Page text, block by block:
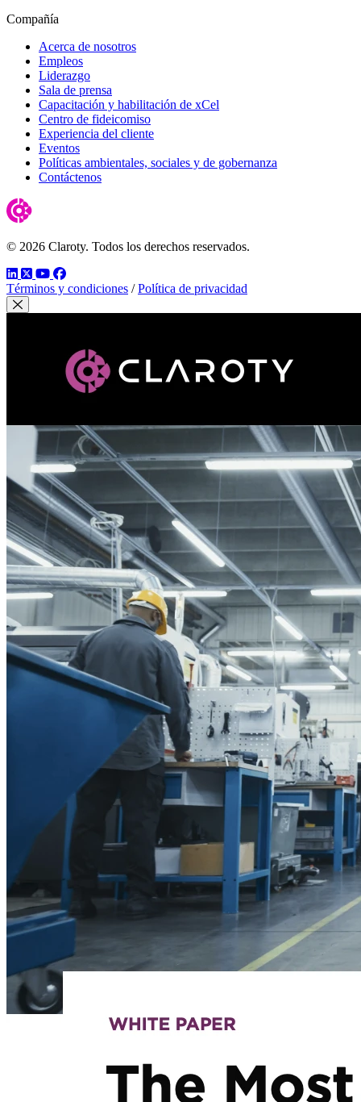
Compañía
Acerca de nosotros
Empleos
Liderazgo
Sala de prensa
Capacitación y habilitación de xCel
Centro de fideicomiso
Experiencia del cliente
Eventos
Políticas ambientales, sociales y de gobernanza
Contáctenos
© 2026 Claroty. Todos los derechos reservados.
LinkedIn
TwitterYouTube
Facebook
Términos y condiciones / Política de privacidad
Cerrar modal